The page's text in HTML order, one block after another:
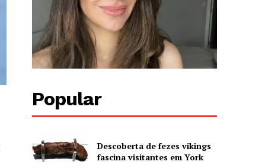
Popular
Descoberta de fezes vikings
fascina visitantes em York